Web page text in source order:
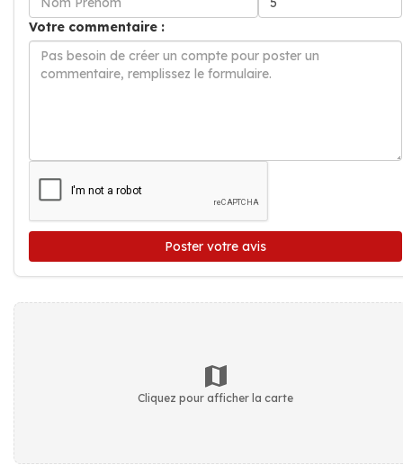
Votre commentaire :
Poster votre avis
Cliquez pour afficher la carte